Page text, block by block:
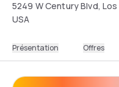
5249 W Century Blvd,
USA
Présentation Offres